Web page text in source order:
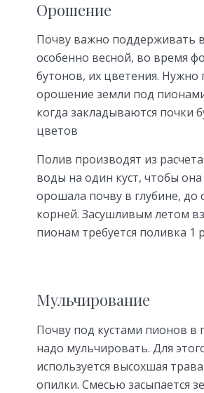
Орошение
Почву важно поддерживать
особенно весной, во время
бутонов, их цветения. Нужно
орошение земли под
когда закладываются почки
цветов
Полив производят из
воды на один куст, чтобы
орошала почву в глубине, до
корней. Засушливым летом
пионам требуется поливка 1
Мульчирование
Почву под кустами пионов в
надо мульчировать. Для
используется высохшая
опилки. Смесью засыпается